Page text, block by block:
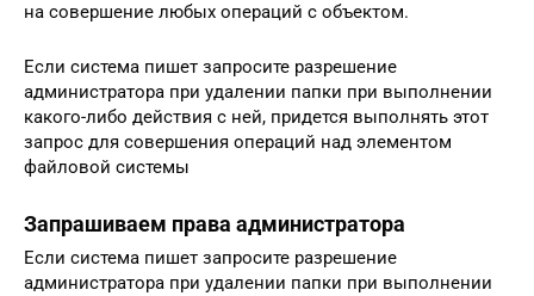
на совершение любых операций с объектом.
Если система пишет запросите разрешение
администратора при удалении папки при выполнении
какого-либо действия с ней, придется выполнять этот
запрос для совершения операций над элементом
файловой системы
Запрашиваем права администратора
Если система пишет запросите разрешение
администратора при удалении папки при выполнении